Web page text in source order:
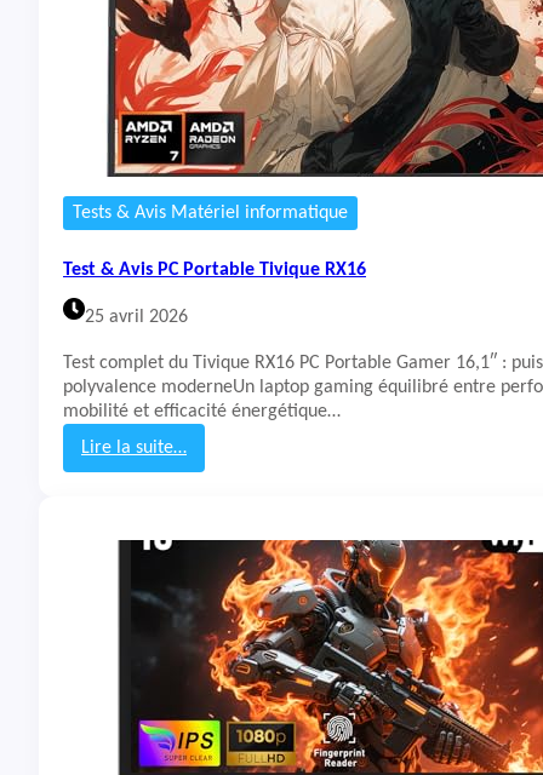
Tests & Avis Matériel informatique
Test & Avis PC Portable Tivique RX16
25 avril 2026
Test complet du Tivique RX16 PC Portable Gamer 16,1″ :
polyvalence moderneUn laptop gaming équilibré entre
mobilité et efficacité énergétique…
Lire la suite…
:
s
&
A
C
P